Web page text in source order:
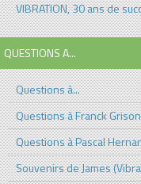
VIBRATION, 30 ans de
QUESTIONS A...
Questions à...
Questions à Franck Grison
Questions à Pascal
Souvenirs de James